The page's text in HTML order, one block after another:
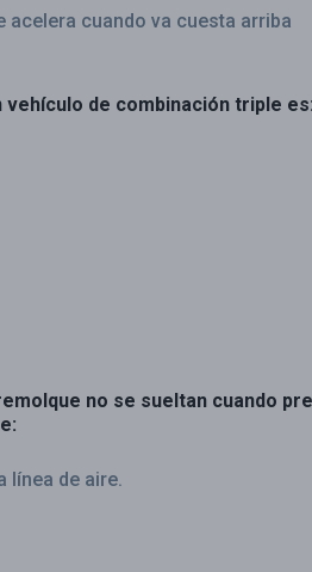
acelera cuando va cuesta arriba
vehículo de combinación triple es:
no se sueltan cuando
línea de aire.